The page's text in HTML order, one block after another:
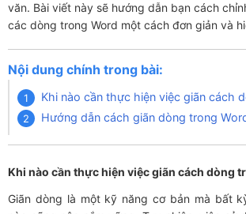
văn. Bài viết này sẽ hướng dẫn bạn cách
các dòng trong Word một cách đơn giản và
Nội dung chính trong bài:
Khi nào cần thực hiện việc giãn cách
Hướng dẫn cách giãn dòng trong
Khi nào cần thực hiện việc giãn cách dòng
Giãn dòng là một kỹ năng cơ bản mà bất